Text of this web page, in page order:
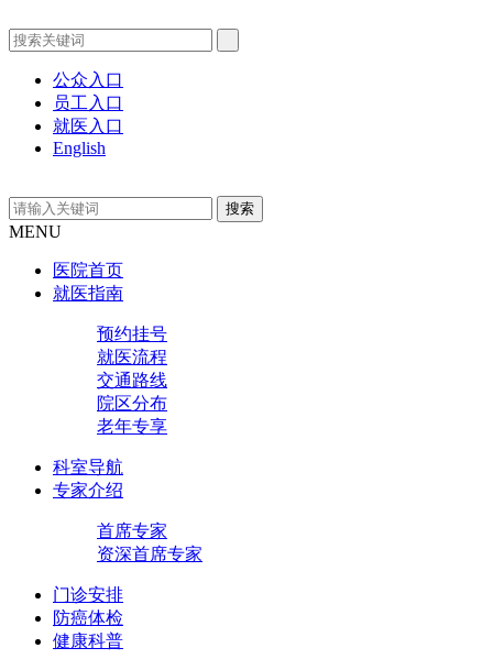
公众入口
员工入口
就医入口
English
MENU
医院首页
就医指南
预约挂号
就医流程
交通路线
院区分布
老年专享
科室导航
专家介绍
首席专家
资深首席专家
门诊安排
防癌体检
健康科普